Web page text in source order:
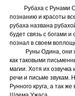
Рубаха с Рунами
познанию и красоты
рубаха названа
будет связь с богами
познал в своем
Руны Одина, они же
как таковыми
магии. Хотя их
речи и письме звукам.
Рунного круга, а так